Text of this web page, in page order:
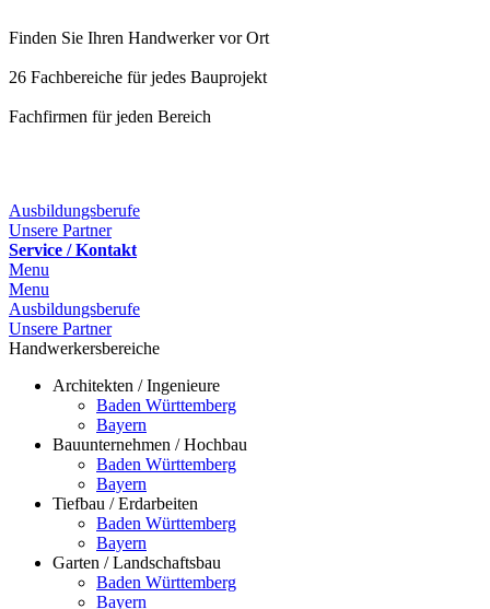
Finden Sie Ihren Handwerker vor Ort
26 Fachbereiche für jedes Bauprojekt
Fachfirmen für jeden Bereich
Ausbildungsberufe
Unsere Partner
Service / Kontakt
Menu
Menu
Ausbildungsberufe
Unsere Partner
Handwerkersbereiche
Architekten / Ingenieure
Baden Württemberg
Bayern
Bauunternehmen / Hochbau
Baden Württemberg
Bayern
Tiefbau / Erdarbeiten
Baden Württemberg
Bayern
Garten / Landschaftsbau
Baden Württemberg
Bayern